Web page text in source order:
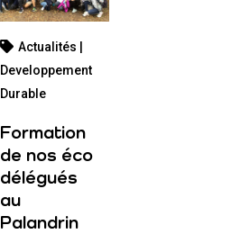
Actualités |
Developpement
Durable
Formation
de nos éco
délégués
au
Palandrin